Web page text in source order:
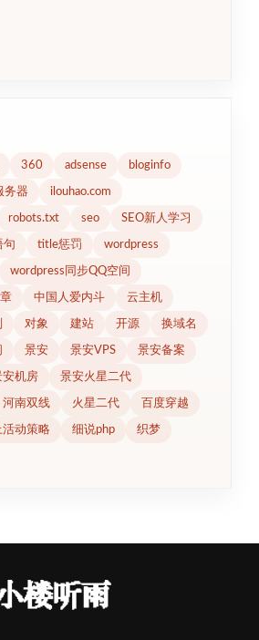
360 adsense bloginfo
务器 ilouhao.com
robots.txt seo SEO新人学习
句 title惩罚 wordpress
wordpress同步QQ空间
中国人爱内斗 云主机
对象 建站 开源 换域名
景安 景安VPS 景安备案
安机房 景安火星二代
河南双线 火星二代 百度穿越
活动策略 细说php 织梦